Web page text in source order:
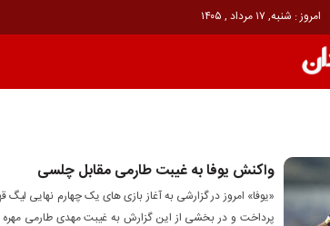
امروز : شنبه, ۱۷ مرداد , ۱۴۰۵
واکنش یوفا به غیبت طارمی مقابل چلسی
«یوفا» امروز در گزارشی به آغاز بازی های یک چهارم نهایی لیگ
پرداخت و در بخشی از این گزارش به غیبت مهدی طارمی مهره